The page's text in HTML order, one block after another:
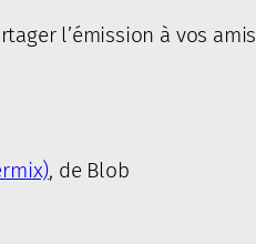
l’émission à vos
, de Blob